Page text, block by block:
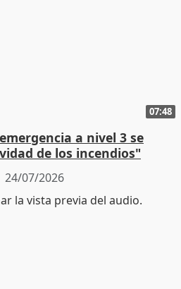
07:48
a nivel 3 se
de los incendios"
24/07/2026